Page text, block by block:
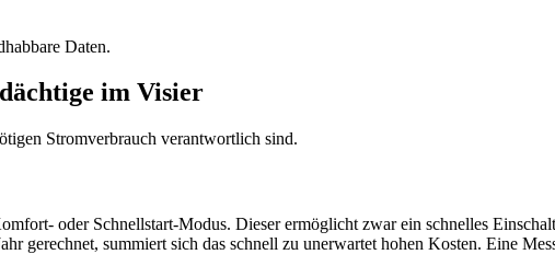
Daten.
im Visier
Stromverbrauch verantwortlich sind.
oder Schnellstart-Modus. Dieser ermöglicht zwar ein schnelles
gerechnet, summiert sich das schnell zu unerwartet hohen Kosten. Eine